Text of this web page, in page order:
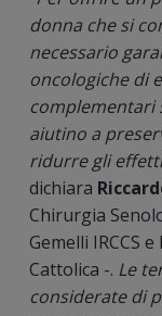
donna che si
necessario
oncologiche di
complementari
aiutino a
ridurre gli
dichiara
Chirurgia
Gemelli IRCCS
Cattolica -. Le
considerate di